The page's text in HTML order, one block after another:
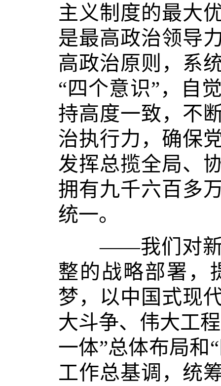
主义制度的最大
是最高政治领导
高政治原则，系
“四个意识”，自
持高度一致，不
治执行力，确保
发挥总揽全局、
拥有九千六百多
统一。
——我们对新时
整的战略部署，
梦，以中国式现
大斗争、伟大工
一体”总体布局和
工作总基调，统